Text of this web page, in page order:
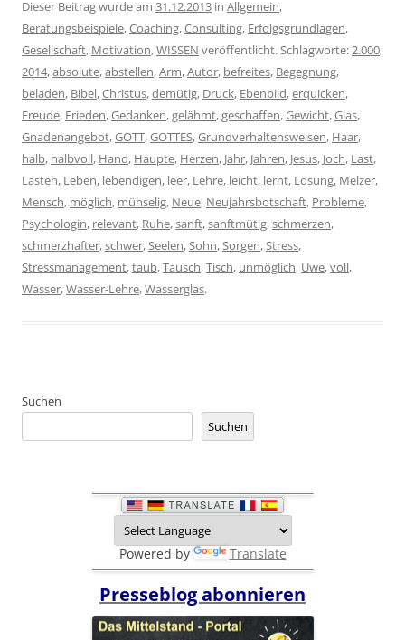
Dieser Beitrag wurde am 31.12.2013 in Allgemein,
Beratungsbeispiele,Coaching,Consulting, Erfolgsgrundlagen,
Gesellschaft, Motivation,WISSEN veröffentlicht. Schlagworte:2.000,
2014,absolute,abstellen,Arm,Autor, befreites, Begegnung,
beladen, Bibel,Christus,demütig, Druck, Ebenbild,erquicken,
Freude, Frieden,Gedanken,gelähmt,geschaffen,Gewicht,Glas,
Gnadenangebot,GOTT,GOTTES,Grundverhaltensweisen, Haar,
halb, halbvoll, Hand, Haupte, Herzen, Jahr, Jahren, Jesus, Joch, Last,
Lasten, Leben, lebendigen, leer, Lehre, leicht, lernt, Lösung, Melzer,
Mensch, möglich, mühselig, Neue, Neujahrsbotschaft, Probleme,
Psychologin, relevant, Ruhe,sanft,sanftmütig,schmerzen,
schmerzhafter,schwer,Seelen,Sohn,Sorgen,Stress,
Stressmanagement,taub,Tausch,Tisch, unmöglich, Uwe,voll,
Wasser,Wasser-Lehre,Wasserglas.
Suchen
Suchen
Powered by Translate
Presseblog abonnieren